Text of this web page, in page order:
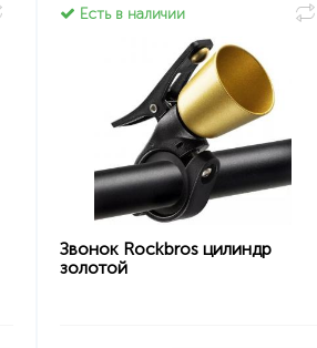
Есть в наличии
Звонок Rockbros цилиндр
золотой